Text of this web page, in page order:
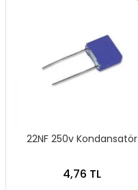
22NF 250v Kondansatör
4,76 TL